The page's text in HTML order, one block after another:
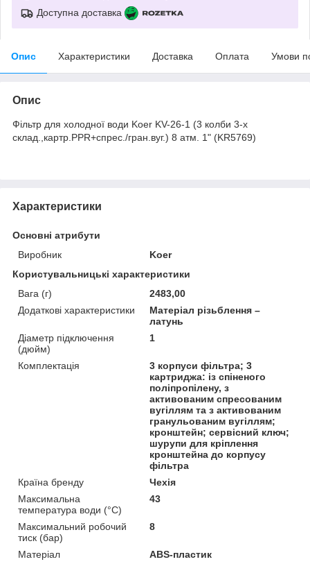
Доступна доставка
Опис Характеристики Доставка Оплата Умови
Опис
Фільтр для холодної води Koer KV-26-1 (3 колби 3-х
склад.,картр.PPR+спрес./гран.вуг.) 8 атм. 1" (KR5769)
Характеристики
Основні атрибути
Виробник
Koer
Користувальницькі характеристики
Вага (г)
2483,00
Додаткові характеристики
Матеріал різьблення –
латунь
Діаметр підключення
(дюйм)
1
Комплектація
3 корпуси фільтра; 3
картриджа: із спіненого
поліпропілену, з
активованим спресованим
вугіллям та з активованим
гранульованим вугіллям;
кронштейн; сервісний ключ;
шурупи для кріплення
кронштейна до корпусу
фільтра
Країна бренду
Чехія
Максимальна
температура води (°C)
43
Максимальний робочий
тиск (бар)
8
Матеріал
ABS-пластик